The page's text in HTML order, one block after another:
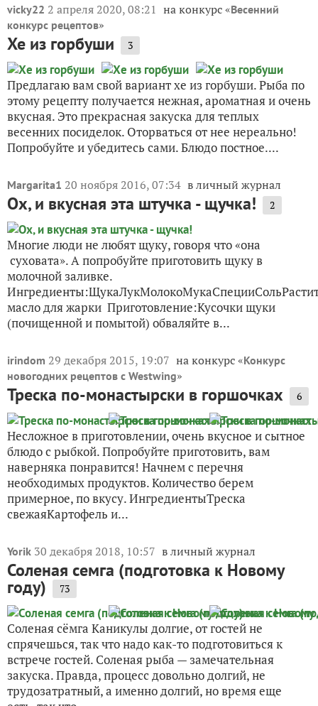
vicky22 2 апреля 2020, 08:21 на конкурс «Весенний
конкурс рецептов»
Хе из горбуши 3
Предлагаю вам свой вариант хе из горбуши. Рыба по
этому рецепту получается нежная, ароматная и очень
вкусная. Это прекрасная закуска для теплых
весенних посиделок. Оторваться от нее нереально!
Попробуйте и убедитесь сами. Блюдо постное....
Margarita1 20 ноября 2016, 07:34 в личный журнал
Ох, и вкусная эта штучка - щучка! 2
Многие люди не любят щуку, говоря что «она
суховата». А попробуйте приготовить щуку в
молочной заливке.
масло для жарки Приготовление:Кусочки щуки
(почищенной и помытой) обваляйте в...
irindom 29 декабря 2015, 19:07 на конкурс «Конкурс
новогодних рецептов с Westwing»
Треска по-монастырски в горшочках 6
Несложное в приготовлении, очень вкусное и сытное
блюдо с рыбкой. Попробуйте приготовить, вам
наверняка понравится! Начнем с перечня
необходимых продуктов. Количество берем
примерное, по вкусу. ИнгредиентыТреска
свежаяКартофель и...
Yorik 30 декабря 2018, 10:57 в личный журнал
Соленая семга (подготовка к Новому
году) 73
Соленая сёмга Каникулы долгие, от гостей не
спрячешься, так что надо как-то подготовиться к
встрече гостей. Соленая рыба — замечательная
закуска. Правда, процесс довольно долгий, не
трудозатратный, а именно долгий, но время еще